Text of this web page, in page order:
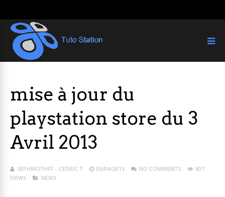
mise à jour du
playstation store du 3
Avril 2013
SEPHIROTHFF - CEDRIC T 06/04/2013 NO COMMENTS
907
VIEWS
NEWS